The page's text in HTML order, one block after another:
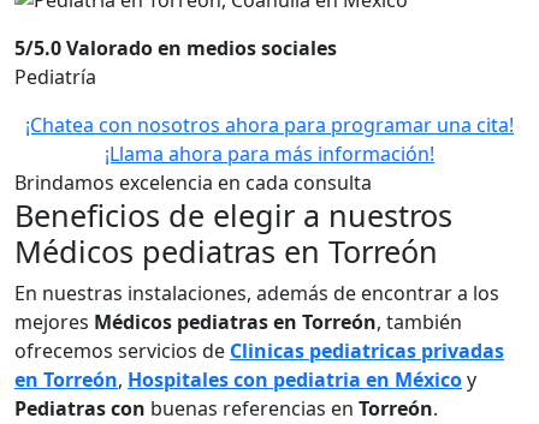
5/5.0 Valorado en medios sociales
Pediatría
¡Chatea con nosotros ahora para programar una cita!
¡Llama ahora para más información!
Brindamos excelencia en cada consulta
Beneficios de elegir a nuestros
Médicos pediatras en Torreón
En nuestras instalaciones, además de encontrar a los
mejores Médicos pediatras en Torreón, también
ofrecemos servicios de Clinicas pediatricas privadas
en Torreón, Hospitales con pediatria en Méxicoy
Pediatras con buenas referencias en Torreón.